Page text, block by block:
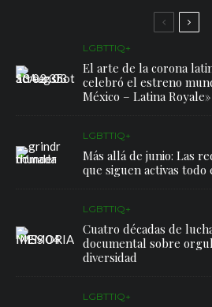
LGBTTIQ+
El arte de la corona
celebró el estreno
México – Latina
LGBTTIQ+
Más allá de junio: Las
que siguen activas todo
LGBTTIQ+
Cuatro décadas de
documental sobre
diversidad
LGBTTIQ+